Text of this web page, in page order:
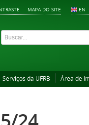
EN
MAPA DO SITE
Serviços da UFRB Área de